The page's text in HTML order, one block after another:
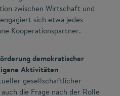
zwischen Wirtschaft und
sich etwa jedes
Kooperationspartner.
demokratischer
Aktivitäten
gesellschaftlicher
die Frage nach der Rolle